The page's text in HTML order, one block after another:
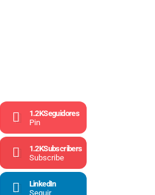
1.2KSeguidores
Pin
1.2KSubscribers
Subscribe
LinkedIn
Seguir